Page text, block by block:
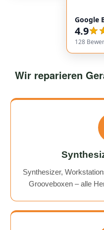
communication.
service overall was
Highly
Google
4.9
128
Wir reparieren
Synthesizer,
Grooveboxen – alle